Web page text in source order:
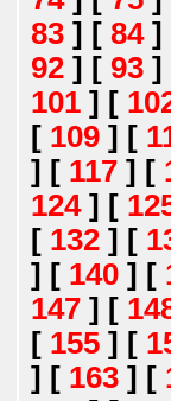
83 ] [ 84]
92 ] [ 93 ]
101 ] [
[ 109 ] [
] [ 117 ] [
124] [
[ 132 ] [
] [ 140 ] [
147 ] [
[ 155 ] [
] [ 163 ] [